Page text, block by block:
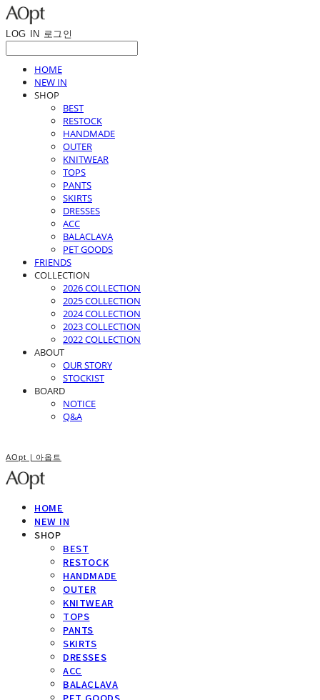
LOG IN 로그인
HOME
NEW IN
SHOP
BEST
RESTOCK
HANDMADE
OUTER
KNITWEAR
TOPS
PANTS
SKIRTS
DRESSES
ACC
BALACLAVA
PET GOODS
FRIENDS
COLLECTION
2026 COLLECTION
2025 COLLECTION
2024 COLLECTION
2023 COLLECTION
2022 COLLECTION
ABOUT
OUR STORY
STOCKIST
BOARD
NOTICE
Q&A
AOpt | 아옵트
HOME
NEW IN
SHOP
BEST
RESTOCK
HANDMADE
OUTER
KNITWEAR
TOPS
PANTS
SKIRTS
DRESSES
ACC
BALACLAVA